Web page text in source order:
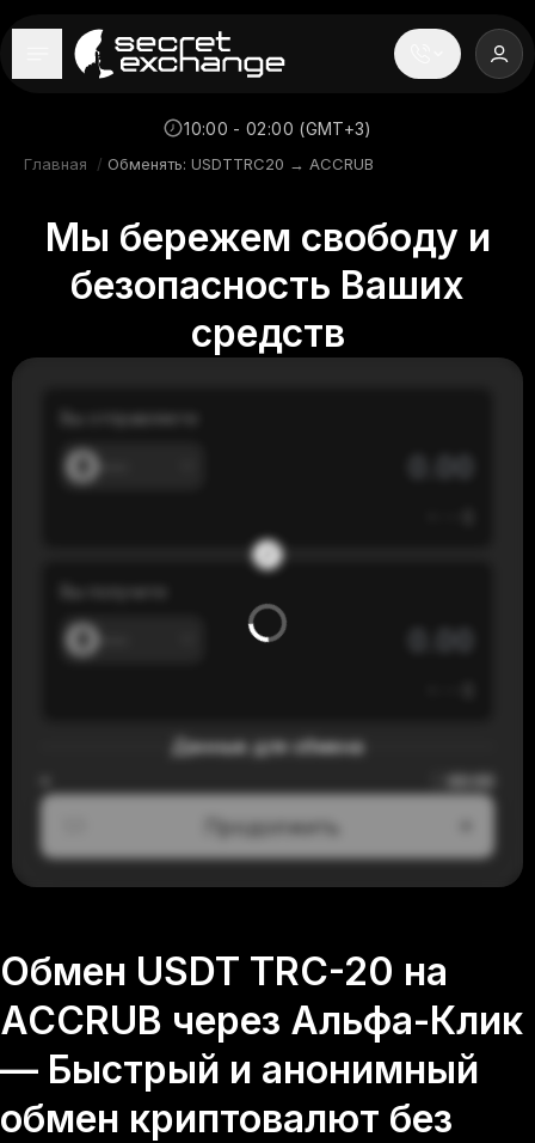
----
Новости
Репутация
Поддержка
10:00 - 02:00 (GMT+3)
Главная / Обменять: USDTTRC20 → ACCRUB
Мы бережем свободу и
безопасность Ваших
средств
Вы отправляете
Данные для обмена
Продолжить
Обмен USDT TRC-20 на
ACCRUB через Альфа-Клик
— Быстрый и анонимный
обмен криптовалют без